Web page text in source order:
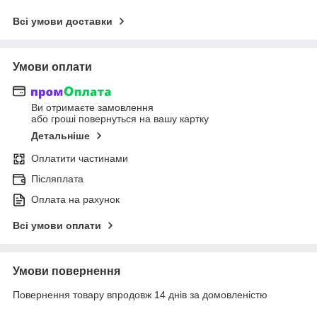
Всі умови доставки
Умови оплати
Ви отримаєте замовлення
або гроші повернуться на вашу картку
Детальніше
Оплатити частинами
Післяплата
Оплата на рахунок
Всі умови оплати
Умови повернення
Повернення товару впродовж 14 днів за домовленістю